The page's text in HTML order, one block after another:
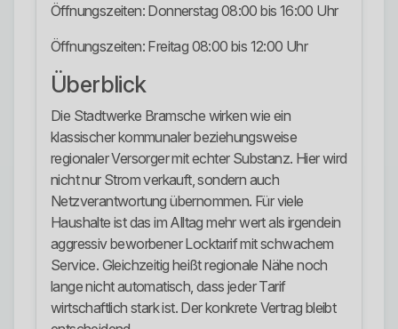
Öffnungszeiten: Donnerstag 08:00 bis 16:00 Uhr
Öffnungszeiten: Freitag 08:00 bis 12:00 Uhr
Überblick
Die Stadtwerke Bramsche wirken wie ein
klassischer kommunaler beziehungsweise
regionaler Versorger mit echter Substanz. Hier wird
nicht nur Strom verkauft, sondern auch
Netzverantwortung übernommen. Für viele
Haushalte ist das im Alltag mehr wert als irgendein
aggressiv beworbener Locktarif mit schwachem
Service. Gleichzeitig heißt regionale Nähe noch
lange nicht automatisch, dass jeder Tarif
wirtschaftlich stark ist. Der konkrete Vertrag bleibt